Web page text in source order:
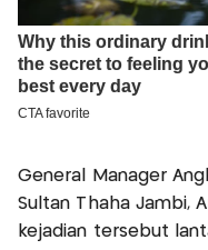
General Manager
Sultan Thaha Jambi,
kejadian tersebut